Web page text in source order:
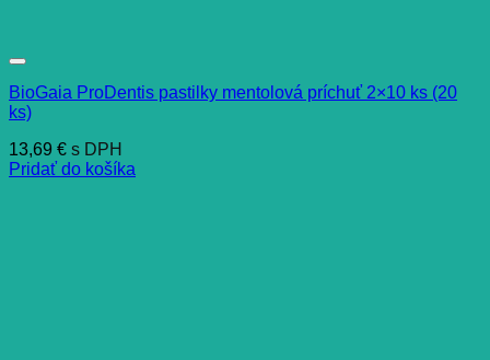
BioGaia ProDentis pastilky mentolová príchuť 2×10 ks (20
ks)
13,69 € s DPH
Pridať do košíka